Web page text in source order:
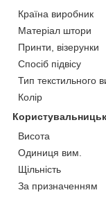
Країна виробник
Матеріал штори
Принти, візерунки
Спосіб підвісу
Тип текстильного
Колір
Висота
Одиниця вим.
Щільність
За призначенням